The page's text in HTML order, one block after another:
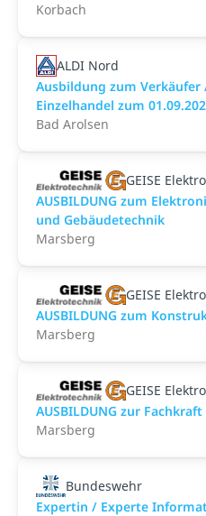
Korbach
ALDI Nord
Ausbildung zum
Einzelhandel zum
Bad Arolsen
GEISE
AUSBILDUNG zum
und Gebäudetechnik
Marsberg
GEISE
AUSBILDUNG zum
Marsberg
GEISE
AUSBILDUNG zur
Marsberg
Bundeswehr
Expertin / Experte